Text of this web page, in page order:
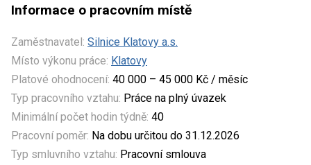
Informace o pracovním místě
Zaměstnavatel: Silnice Klatovy a.s.
Místo výkonu práce: Klatovy
Platové ohodnocení: 40 000 – 45 000 Kč / měsíc
Typ pracovního vztahu: Práce na plný úvazek
Minimální počet hodin týdně: 40
Pracovní poměr: Na dobu určitou do 31.12.2026
Typ smluvního vztahu: Pracovní smlouva